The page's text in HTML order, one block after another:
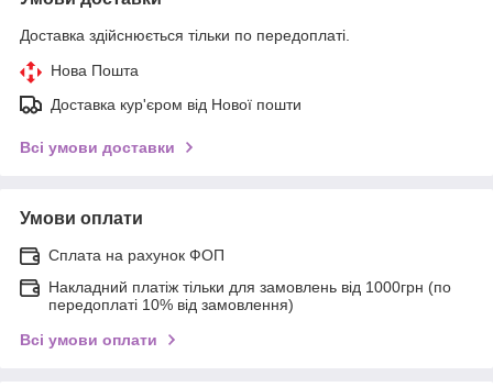
Доставка здійснюється тільки по передоплаті.
Нова Пошта
Доставка кур'єром від Нової пошти
Всі умови доставки
Умови оплати
Сплата на рахунок ФОП
Накладний платіж тільки для замовлень від 1000грн (по
передоплаті 10% від замовлення)
Всі умови оплати